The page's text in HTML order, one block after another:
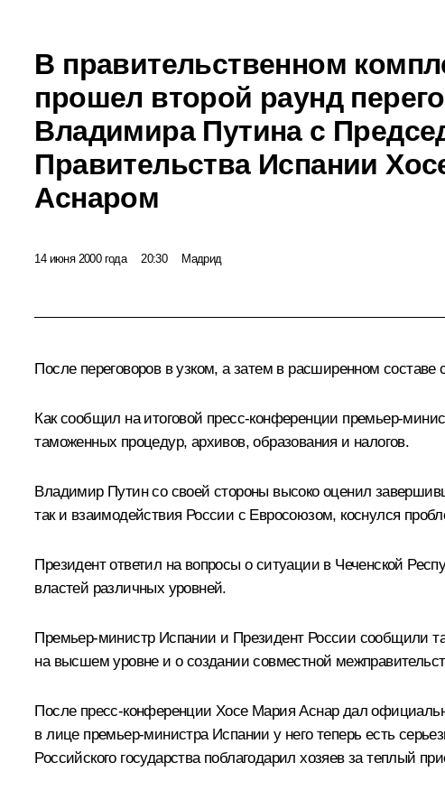
В правительственном
прошел второй раунд
Владимира Путина с
Правительства Испании
Аснаром
14 июня 2000 года 20:30 Мадрид
После переговоров в узком, а затем в расширенном
Как сообщил на итоговой пресс-конференции премьер-
таможенных процедур, архивов, образования и налогов.
Владимир Путин со своей стороны высоко оценил
так и взаимодействия России с Евросоюзом, коснулся
Президент ответил на вопросы о ситуации в Чеченской
властей различных уровней.
Премьер-министр Испании и Президент России сообщили
на высшем уровне и о создании совместной
После пресс-конференции Хосе Мария Аснар дал
в лице премьер-министра Испании у него теперь есть
Российского государства поблагодарил хозяев за теплый